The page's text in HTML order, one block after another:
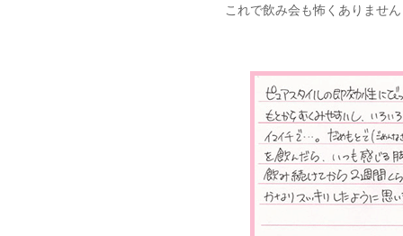
これで飲み会も怖くありま